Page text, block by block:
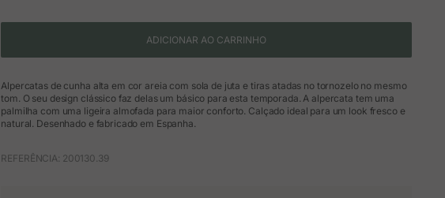
ADICIONAR AO CARRINHO
Alpercatas de cunha alta em cor areia com sola de juta e tiras atadas no tornozelo no mesmo
tom. O seu design clássico faz delas um básico para esta temporada. A alpercata tem uma
palmilha com uma ligeira almofada para maior conforto. Calçado ideal para um look fresco e
natural. Desenhado e fabricado em Espanha.
REFERÊNCIA: 200130.39